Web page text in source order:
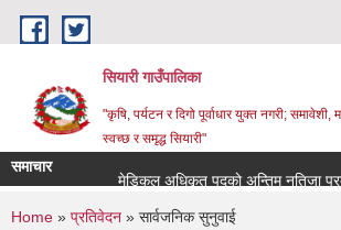
Skip to main content
सियारी गाउँपालिका
"कृषि, पर्यटन र दिगो पूर्वाधार युक्त नगरी; समावेशी,
स्वच्छ र समृद्ध सियारी"
समाचार
मेडिकल अधिकृत पदकाे
Home » प्रतिवेदन » सार्वजनिक सुनुवाई